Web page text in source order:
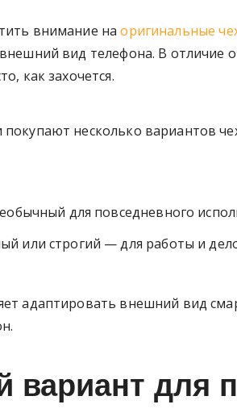
внимание наоригинальные
вид телефона. В отличие
как захочется.
несколько вариантов
для повседневного
или строгий — для работы и
адаптировать внешний вид
вариант для